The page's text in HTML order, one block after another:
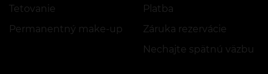
Tetovanie
Permanentný make-up
Platba
Záruka rezervácie
Nechajte spätnú väzbu